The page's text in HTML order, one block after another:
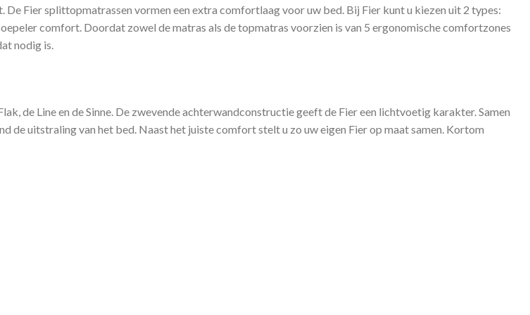
Fier splittopmatrassen vormen een extra comfortlaag voor uw bed. Bij Fier kunt u kiezen uit 2 types:
comfort. Doordat zowel de matras als de topmatras voorzien is van 5 ergonomische comfortzones
nodig is.
de Line en de Sinne. De zwevende achterwandconstructie geeft de Fier een lichtvoetig karakter. Samen
uitstraling van het bed. Naast het juiste comfort stelt u zo uw eigen Fier op maat samen. Kortom